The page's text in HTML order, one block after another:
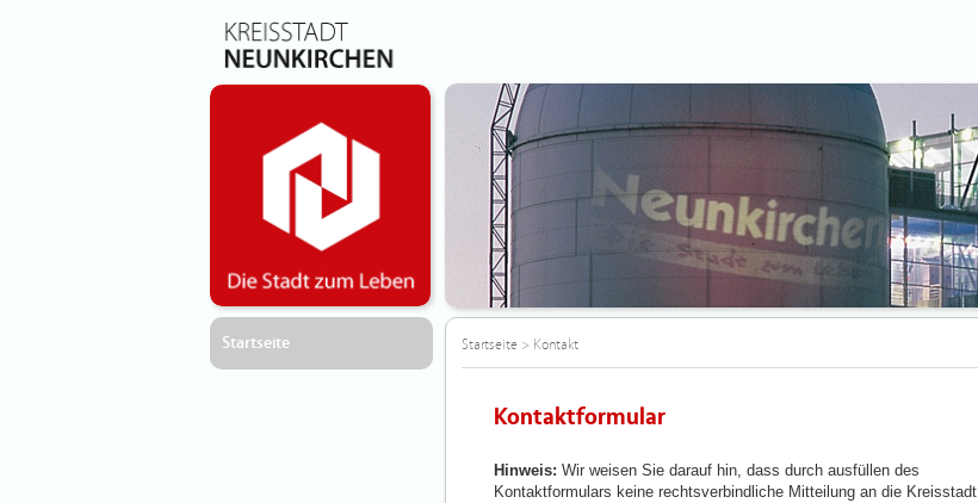
Startseite Startseite> Kontakt
Kontaktformular
Hinweis: Wir weisen Sie darauf hin, dass durch ausfüllen des
Kontaktformulars keine rechtsverbindliche Mitteilung an die Kreisstadt